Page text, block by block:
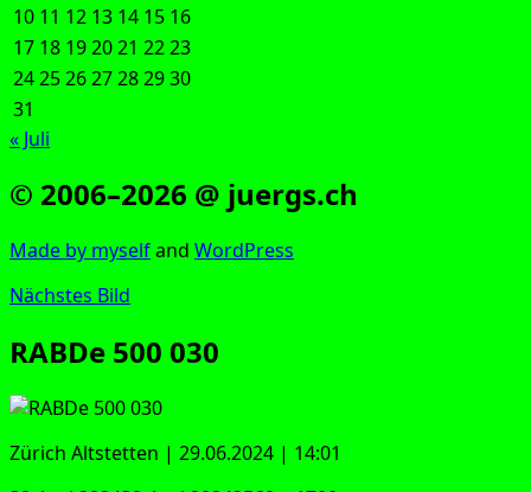
10 11 12 13 14 15 16
17 18 192021 2223
24252627282930
31
« Juli
© 2006–2026 @ juergs.ch
Made by mys­elfand Word­Press
Nächstes Bild
RABDe 500 030
Zürich Alt­stet­ten | 29.06.2024 | 14:01